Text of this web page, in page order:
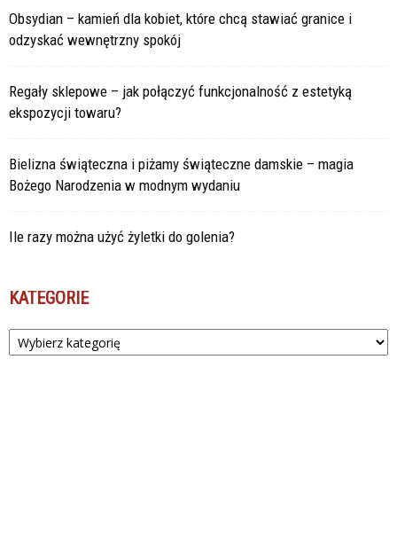
Obsydian – kamień dla kobiet, które chcą stawiać granice i
odzyskać wewnętrzny spokój
Regały sklepowe – jak połączyć funkcjonalność z estetyką
ekspozycji towaru?
Bielizna świąteczna i piżamy świąteczne damskie – magia
Bożego Narodzenia w modnym wydaniu
Ile razy można użyć żyletki do golenia?
KATEGORIE
Kategorie